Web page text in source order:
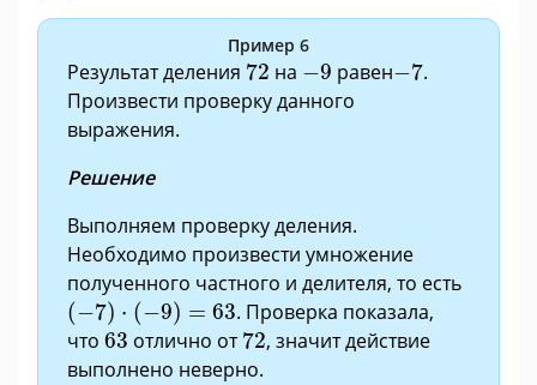
Пример 6
Результат деления 72
72 на −9
9 равен−7
7.
Произвести проверку данного
выражения.
Решение
Выполняем проверку деления.
Необходимо произвести умножение
полученного частного и делителя, то есть
(−7) ⋅ (−9) = 63
(−7)·(−9)=63
. Проверка показала,
что 63
63 отлично от72
72, значит действие
выполнено неверно.